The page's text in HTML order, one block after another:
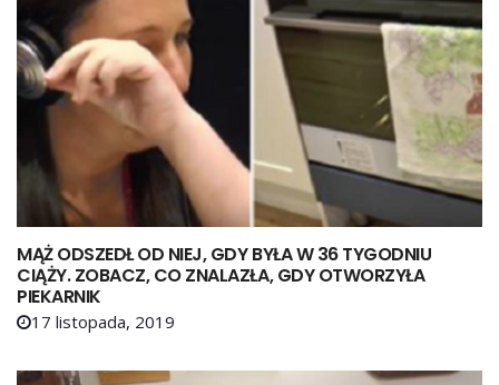
MĄŻ ODSZEDŁ OD NIEJ, GDY BYŁA W 36 TYGODNIU
CIĄŻY. ZOBACZ, CO ZNALAZŁA, GDY OTWORZYŁA
PIEKARNIK
17 listopada, 2019